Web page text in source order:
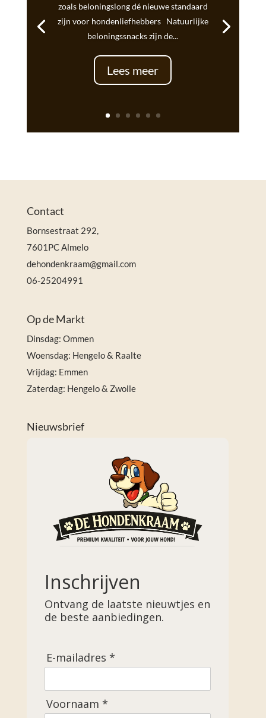
zoals beloningslong dé nieuwe standaard
zijn voor hondenliefhebbers Natuurlijke
beloningssnacks zijn de...
Lees meer
Contact
Bornsestraat 292,
7601PC Almelo
dehondenkraam@gmail.com
06-25204991
Op de Markt
Dinsdag: Ommen
Woensdag: Hengelo & Raalte
Vrijdag: Emmen
Zaterdag: Hengelo & Zwolle
Nieuwsbrief
Inschrijven
Ontvang de laatste nieuwtjes en
de beste aanbiedingen.
E-mailadres *
Voornaam *